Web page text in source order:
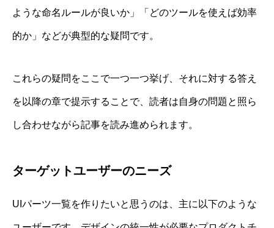
ような命名ルールが良いか」「どのツールを使えば効率
的か」などが典型的な疑問です。
これらの疑問をここで一つ一つ挙げ、それに対する答え
を以降の章で提示することで、読者は自身の問題と照ら
し合わせながら記事を読み進められます。
ターゲットユーザーのニーズ
UIパーツ一覧を作りたいと思うのは、主に以下のような